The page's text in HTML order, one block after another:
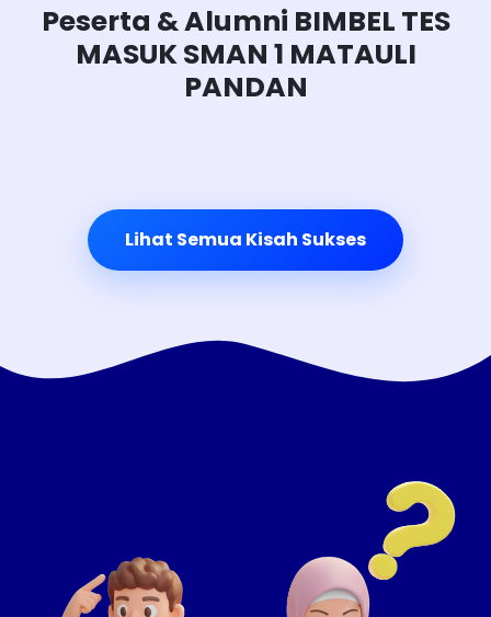
Peserta & Alumni BIMBEL TES
MASUK SMAN 1 MATAULI
PANDAN
Lihat Semua Kisah Sukses